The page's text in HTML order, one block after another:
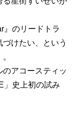
』のリードトラ
けたい、という
アコースティッ
」史上初の試み